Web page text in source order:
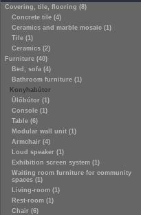
Covering, tile, flooring (8)
Concrete tile (4)
Ceramics and marble mosaic (1)
Tile (1)
Ceramics (2)
Furniture (40)
Bed, sofa (4)
Bathroom furniture (1)
Konyhabútor
Ülőbútor (1)
Console (1)
Table (6)
Modular wall unit (1)
Armchair (4)
Loud speaker (1)
Exhibition screen system (1)
Waiting room furniture for community
spaces (1)
Living-room (1)
Rest-room (1)
Chair (6)